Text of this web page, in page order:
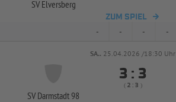
SV Elversberg
ZUM SPIEL
- - - -
SA.. 25.04.2026 /18:30 Uhr
SV Darmstadt 98
 : 
(  :  )